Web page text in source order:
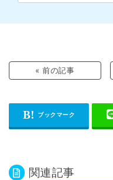
« 前の記事
関連記事